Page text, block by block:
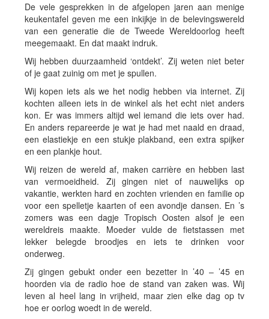
De vele gesprekken in de afgelopen jaren aan menige
keukentafel geven me een inkijkje in de belevingswereld
van een generatie die de Tweede Wereldoorlog heeft
meegemaakt. En dat maakt indruk.
Wij hebben duurzaamheid ‘ontdekt’. Zij weten niet beter
of je gaat zuinig om met je spullen.
Wij kopen iets als we het nodig hebben via internet. Zij
kochten alleen iets in de winkel als het echt niet anders
kon. Er was immers altijd wel iemand die iets over had.
En anders repareerde je wat je had met naald en draad,
een elastiekje en een stukje plakband, een extra spijker
en een plankje hout.
Wij reizen de wereld af, maken carrière en hebben last
van vermoeidheid. Zij gingen niet of nauwelijks op
vakantie, werkten hard en zochten vrienden en familie op
voor een spelletje kaarten of een avondje dansen. En ’s
zomers was een dagje Tropisch Oosten alsof je een
wereldreis maakte. Moeder vulde de fietstassen met
lekker belegde broodjes en iets te drinken voor
onderweg.
Zij gingen gebukt onder een bezetter in ’40 – ’45 en
hoorden via de radio hoe de stand van zaken was. Wij
leven al heel lang in vrijheid, maar zien elke dag op tv
hoe er oorlog woedt in de wereld.